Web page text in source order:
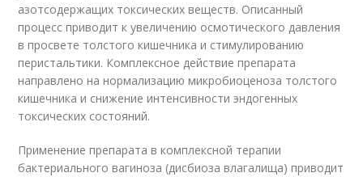
азотсодержащих токсических веществ. Описанный
процесс приводит к увеличению осмотического давления
в просвете толстого кишечника и стимулированию
перистальтики. Комплексное действие препарата
направлено на нормализацию микробиоценоза толстого
кишечника и снижение интенсивности эндогенных
токсических состояний.
Применение препарата в комплексной терапии
бактериального вагиноза (дисбиоза влагалища) приводит